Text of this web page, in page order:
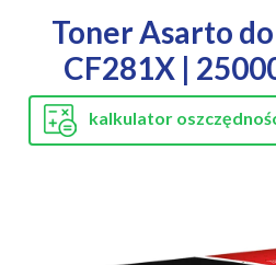
Toner Asarto
CF281X |
kalkulator